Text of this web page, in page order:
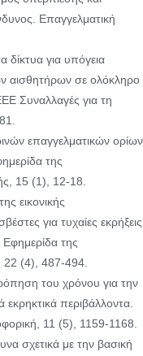
Επαγγελματική
για υπόγεια
αισθητήρων σε ολόκληρο
Συναλλαγές για τη
επαγγελματικών ορίων
της
15 (1), 12-18.
εικονικής
για τυχαίες εκρήξεις
Εφημερίδα της
22 (4), 487-494.
του χρόνου για την
περιβάλλοντα.
11 (5), 1159-1168.
σχετικά με την βασική